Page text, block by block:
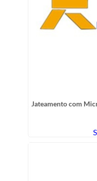
Jateamento com